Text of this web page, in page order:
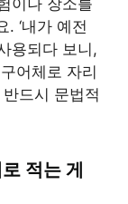
이나 장소를
. ‘내가 예전
용되다 보니,
어체로 자리
드시 문법적
적는 게